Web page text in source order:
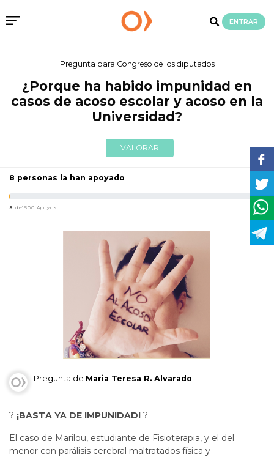
ENTRAR
Pregunta para Congreso de los diputados
¿Porque ha habido impunidad en
casos de acoso escolar y acoso en la
Universidad?
VALORAR
8 personas la han apoyado
8 de1500 Apoyos
Pregunta de Maria Teresa R. Alvarado
? ¡BASTA YA DE IMPUNIDAD! ?
El caso de Marilou, estudiante de Fisioterapia, y el del
menor con parálisis cerebral maltratados física y